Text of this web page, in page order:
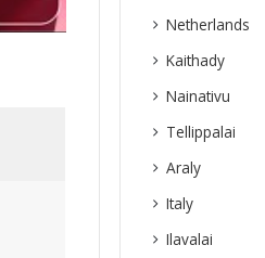
Netherlands
Kaithady
Nainativu
Tellippalai
Araly
Italy
Ilavalai